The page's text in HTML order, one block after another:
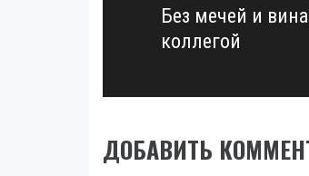
Next
post:
Без мечей и
коллегой
ДОБАВИТЬ